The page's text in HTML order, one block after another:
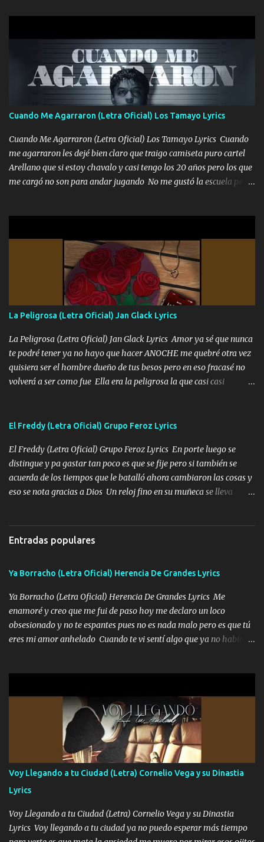
coronamos Se jala los marciales Y sus guitarras ya van sonando
Un gallardo me prendo Para agarrar el vuelo y la mente y
tranquilizando Tomense un buen trago Y así es como empezamos
los versos que voy cantando (Music) A vido alta y bajas La carreta
se atora Pero nunca le aflojamos Ya me han pasado cosas Y
aunque ustedes no sepan Pero la vida es muy corta Hay que
echarle chingazos Y seguir trabajando porque nada es...
Cuando Me Agarraron (Letra Oficial) Los Tamayo Lyrics
Cuando Me Agarraron (Letra Oficial) Los Tamayo Lyrics Cuando
me agarraron les dejé bien claro que traigo camiseta puro cartel
Arellano que si estoy chavalo y casi tengo los 20 años pero los que
me cargó no son para andar jugando No me gustó la escuela pero
Yo Soy El De Las Pacas Sobrino Del Brazo Armad0 Con mi Glock
fajado y mi R terciado me van a ver allá por TJ para un licenciado
mando un abrazo andamos al cien Choritas también Música
Ando en la colonia bien acelerado traigo un M2 que nunca me ha
fallado para mi compadre mandó un fuerte abrazo también al
Especial sabe que lo apreciamos En los mejores antros me verán
tomando con mujeres hermosas y botellas destapando siempre
bien cuidado bien atrabancado y a los que me conocen ya saben de
lo que hablo Entre lob...
La Peligrosa (Letra Oficial) Jan Glack Lyrics
La Peligrosa (Letra Oficial) Jan Glack Lyrics Amor ya sé que nunca
te podré tener ya no hayo que hacer ANOCHE me quebré otra vez
quisiera ser el hombre dueño de tus besos pero en eso fracasé no
volverá a ser como fue Ella era la peligrosa la que casi casi
años solo pienso en ti mami no me crees se que no me crees
quieren billetes y yo que solo ocupo verte Recuerdo echábamos
pasión en la troca tus labios besándome yo quitándote la ropa no
quiero que sea nunca con otra yo quiero llevarte a la Luna y si
quieres en ese momento te pido que seas mi esposa Chingada
chile quisiera ser menos de ti dependiente la pinche tristeza me
encierra princesa tu sabes que nunca saldras de mi mente Ella era
El Freddy (Letra Oficial) Grupo Feroz Lyrics
El Freddy (Letra Oficial) Grupo Feroz Lyrics En porte luego se
distingue y pa gastar tan poco es que se fije pero si también se
acuerda de los tiempos que le batalló ahora cambiaron las cosas y
eso se nota gracias a Dios Un reloj fino en su muñeca se lleva
crean que es mansito tiene carácter el amigo pero si lo tratan
también te sabe tratar y Freddy escuchó que lo han de llamar
tirarle tiene amistades muy finas que lo aprecian lo ven bien se
nota la inteligencia y que el viejo se sabe mover Su hijo también es
su sombra sigue sus pasos tampoco le afloja miró que le da una
seña y le enseña por donde pisar el camino recorrido pa que no le
toque batallar Los ven pasar seguido por Mexicali seguro lo han
visto se le nota el estilo pero de serio porque el vie...
Entradas populares
Ya Borracho (Letra Oficial) Herencia De Grandes Lyrics
Ya Borracho (Letra Oficial) Herencia De Grandes Lyrics Me
enamoré y creo que me fui de paso hoy me declaro un loco
obsesionado y no te espantes pues no es nada malo pero es que tú
eres mi amor anhelado Cuando te vi sentí algo que ya no había
cariño de mi alma Que pa febrero vendré frente a ti con mis
preguntas y digas que sí hacernos novios y verte feliz y muy
contenta como yo por ti Música Pregúntame qué es lo que me
enamora pa describirte unas cuantas horas también pregunta que
quiero contigo que seas dichosa al estar conmigo Y ya borracho
contéstame la llamada pa dedicarte unas bonitas palabras así
borracho me animo a decirte todo y puedo describirlo mucho que
me encantes Decirte que me siento muy feliz y emocionado por
tenerte aquí espero que quiera...
Voy Llegando a tu Ciudad (Letra) Cornelio Vega y su Dinastia
Lyrics
Voy Llegando a tu Ciudad (Letra) Cornelio Vega y su Dinastia
Lyrics Voy llegando a tu ciudad ya no puedo esperar más tiempo